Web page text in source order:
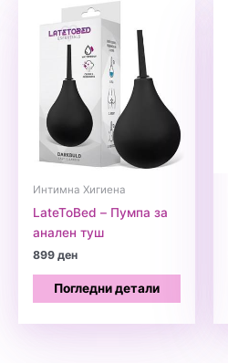
Интимна Хигиена
LateToBed – Пумпа за
анален туш
899ден
Погледни детали